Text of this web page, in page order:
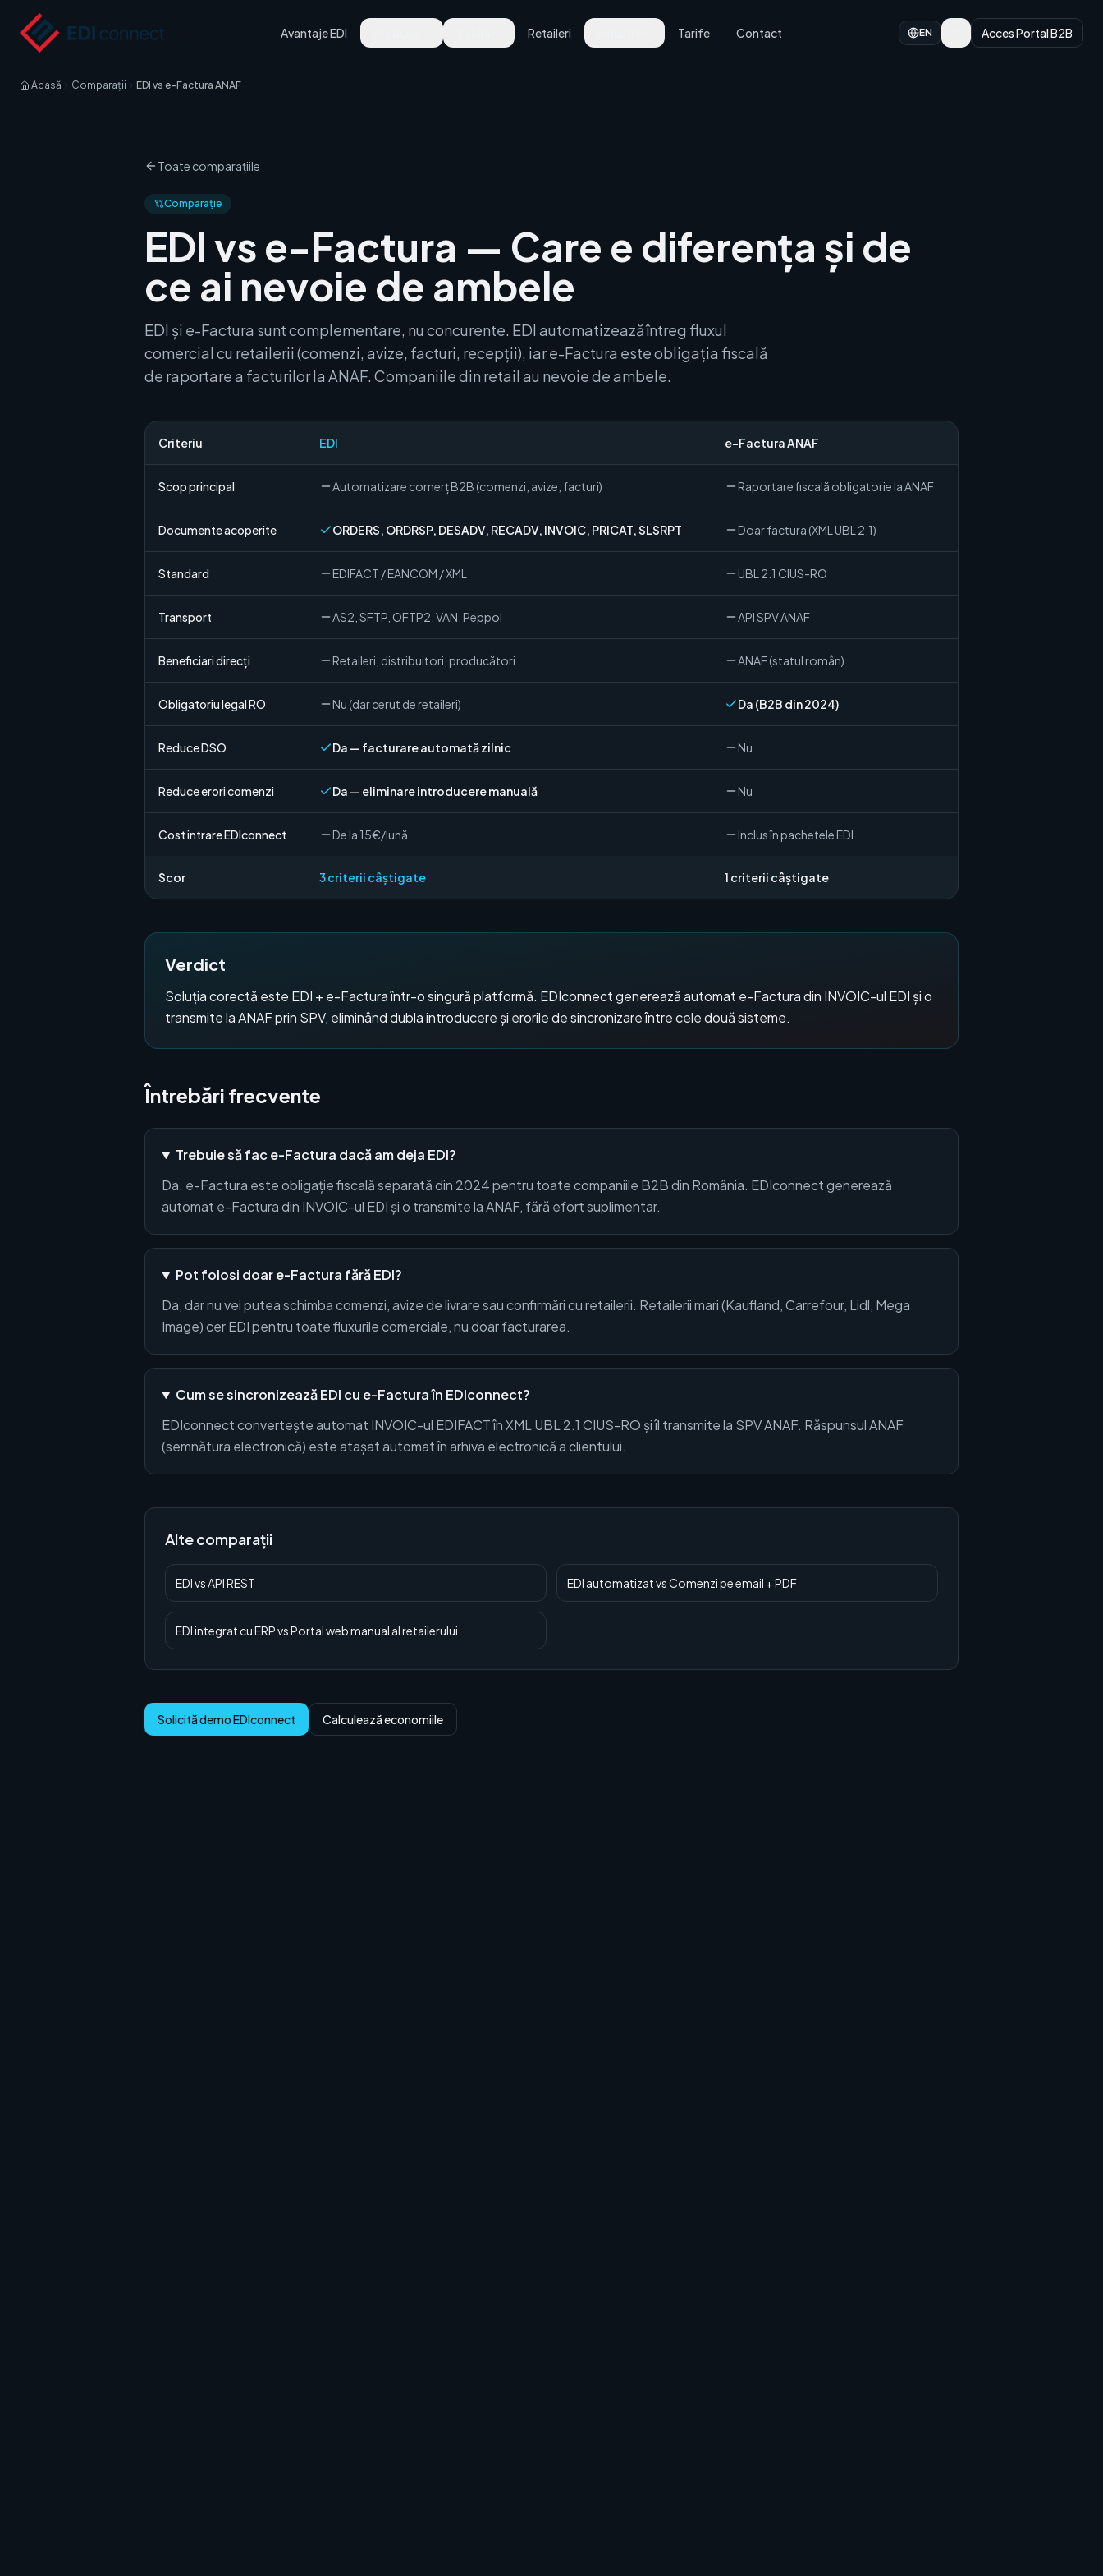
Avantaje EDI Retaileri Tarife Contact EN Acces Portal B2B
Acasă Comparații EDI vs e-Factura ANAF
Toate comparațiile
Comparație
EDI vs e-Factura — Care e diferența și de
ce ai nevoie de ambele
EDI și e-Factura sunt complementare, nu concurente. EDI automatizează întreg fluxul
comercial cu retailerii (comenzi, avize, facturi, recepții), iar e-Factura este obligația fiscală
de raportare a facturilor la ANAF. Companiile din retail au nevoie de ambele.
Criteriu EDI e-Factura ANAF
Scop principal Automatizare comerț B2B (comenzi, avize, facturi) Raportare fiscală obligatorie la ANAF
Documente acoperite ORDERS, ORDRSP, DESADV, RECADV, INVOIC, PRICAT, SLSRPT Doar factura (XML UBL 2.1)
Standard EDIFACT / EANCOM / XML UBL 2.1 CIUS-RO
Transport AS2, SFTP, OFTP2, VAN, Peppol API SPV ANAF
Beneficiari direcți Retaileri, distribuitori, producători ANAF (statul român)
Obligatoriu legal RO Nu (dar cerut de retaileri) Da (B2B din 2024)
Reduce DSO Da — facturare automată zilnic Nu
Reduce erori comenzi Da — eliminare introducere manuală Nu
Cost intrare EDIconnect De la 15€/lună Inclus în pachetele EDI
Scor 3criterii câștigate 1 criterii câștigate
Verdict
Soluția corectă este EDI + e-Factura într-o singură platformă. EDIconnect generează automat e-Factura din INVOIC-ul EDI și o
transmite la ANAF prin SPV, eliminând dubla introducere și erorile de sincronizare între cele două sisteme.
Întrebări frecvente
Trebuie să fac e-Factura dacă am deja EDI?
Da. e-Factura este obligație fiscală separată din 2024 pentru toate companiile B2B din România. EDIconnect generează
automat e-Factura din INVOIC-ul EDI și o transmite la ANAF, fără efort suplimentar.
Pot folosi doar e-Factura fără EDI?
Da, dar nu vei putea schimba comenzi, avize de livrare sau confirmări cu retailerii. Retailerii mari (Kaufland, Carrefour, Lidl, Mega
Image) cer EDI pentru toate fluxurile comerciale, nu doar facturarea.
Cum se sincronizează EDI cu e-Factura în EDIconnect?
EDIconnect convertește automat INVOIC-ul EDIFACT în XML UBL 2.1 CIUS-RO și îl transmite la SPV ANAF. Răspunsul ANAF
(semnătura electronică) este atașat automat în arhiva electronică a clientului.
Alte comparații
EDIvsAPI REST EDI automatizatvsComenzi pe email + PDF
EDI integrat cu ERPvsPortal web manual al retailerului
Solicită demo EDIconnect Calculează economiile